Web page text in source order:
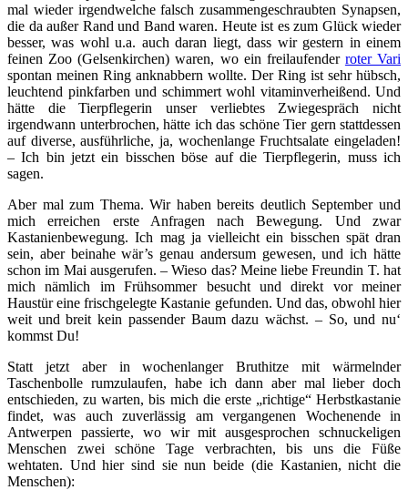
mal wieder irgendwelche falsch zusammengeschraubten Synapsen,
die da außer Rand und Band waren. Heute ist es zum Glück wieder
besser, was wohl u.a. auch daran liegt, dass wir gestern in einem
feinen Zoo (Gelsenkirchen) waren, wo ein freilaufender roter Vari
spontan meinen Ring anknabbern wollte. Der Ring ist sehr hübsch,
leuchtend pinkfarben und schimmert wohl vitaminverheißend. Und
hätte die Tierpflegerin unser verliebtes Zwiegespräch nicht
irgendwann unterbrochen, hätte ich das schöne Tier gern stattdessen
auf diverse, ausführliche, ja, wochenlange Fruchtsalate eingeladen!
– Ich bin jetzt ein bisschen böse auf die Tierpflegerin, muss ich
sagen.
Aber mal zum Thema. Wir haben bereits deutlich September und
mich erreichen erste Anfragen nach Bewegung. Und zwar
Kastanienbewegung. Ich mag ja vielleicht ein bisschen spät dran
sein, aber beinahe wär’s genau andersum gewesen, und ich hätte
schon im Mai ausgerufen. – Wieso das? Meine liebe Freundin T. hat
mich nämlich im Frühsommer besucht und direkt vor meiner
Haustür eine frischgelegte Kastanie gefunden. Und das, obwohl hier
weit und breit kein passender Baum dazu wächst. – So, und nu‘
kommst Du!
Statt jetzt aber in wochenlanger Bruthitze mit wärmelnder
Taschenbolle rumzulaufen, habe ich dann aber mal lieber doch
entschieden, zu warten, bis mich die erste „richtige“ Herbstkastanie
findet, was auch zuverlässig am vergangenen Wochenende in
Antwerpen passierte, wo wir mit ausgesprochen schnuckeligen
Menschen zwei schöne Tage verbrachten, bis uns die Füße
wehtaten. Und hier sind sie nun beide (die Kastanien, nicht die
Menschen):